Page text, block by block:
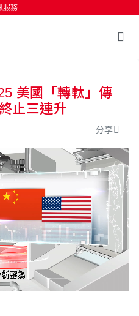
服務
開始搜尋
美國「轉軚」傳
止三連升
分享